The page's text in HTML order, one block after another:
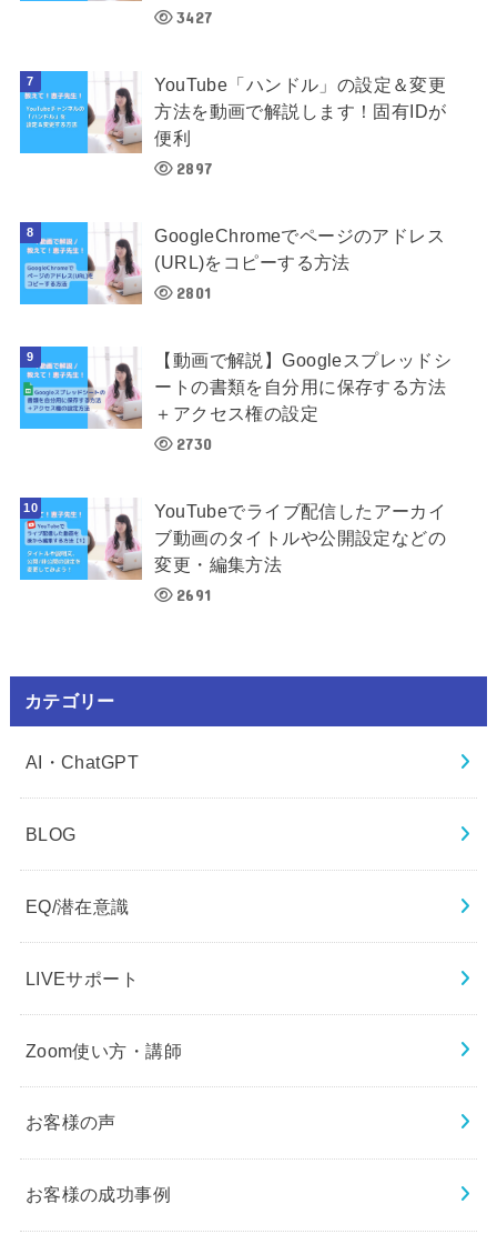
3427
YouTube「ハンドル」の設定＆変更
方法を動画で解説します！固有IDが
便利
2897
GoogleChromeでページのアドレス
(URL)をコピーする方法
2801
【動画で解説】Googleスプレッドシ
ートの書類を自分用に保存する方法
＋アクセス権の設定
2730
YouTubeでライブ配信したアーカイ
ブ動画のタイトルや公開設定などの
変更・編集方法
2691
カテゴリー
AI・ChatGPT
BLOG
EQ/潜在意識
LIVEサポート
Zoom使い方・講師
お客様の声
お客様の成功事例